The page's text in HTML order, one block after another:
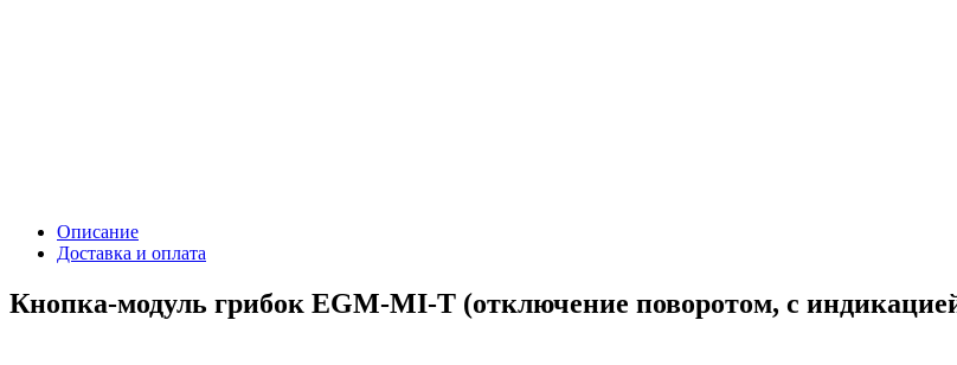
Описание
Доставка и оплата
Кнопка-модуль грибок EGM-MI-T (отключение поворотом, с